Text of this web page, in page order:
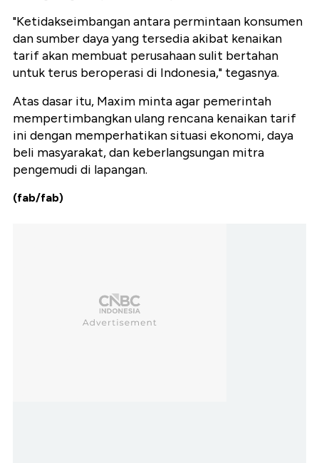
"Ketidakseimbangan antara permintaan konsumen
dan sumber daya yang tersedia akibat kenaikan
tarif akan membuat perusahaan sulit bertahan
untuk terus beroperasi di Indonesia," tegasnya.
Atas dasar itu, Maxim minta agar pemerintah
mempertimbangkan ulang rencana kenaikan tarif
ini dengan memperhatikan situasi ekonomi, daya
beli masyarakat, dan keberlangsungan mitra
pengemudi di lapangan.
(fab/fab)